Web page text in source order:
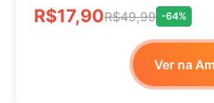
R$17,90R$49,99 -64%
Ver na